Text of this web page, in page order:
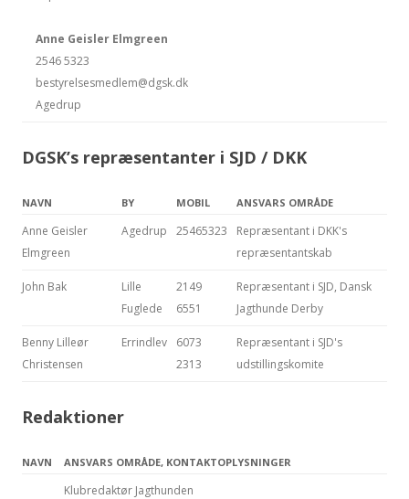
Anne Geisler Elmgreen
2546 5323
bestyrelsesmedlem@dgsk.dk
Agedrup
DGSK’s repræsentanter i SJD / DKK
NAVN BY MOBIL ANSVARS OMRÅDE
Anne Geisler
Elmgreen
Agedrup 25465323
Repræsentant i DKK's
repræsentantskab
John Bak
Lille
Fuglede
2149
6551
Repræsentant i SJD, Dansk
Jagthunde Derby
Benny Lilleør
Christensen
Errindlev
6073
2313
Repræsentant i SJD's
udstillingskomite
Redaktioner
NAVN ANSVARS OMRÅDE, KONTAKTOPLYSNINGER
Klubredaktør Jagthunden